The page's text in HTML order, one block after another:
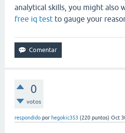
analytical skills, you might also
free iq test to gauge your
0
votos
respondido por hegokic353 (220 puntos) Oct